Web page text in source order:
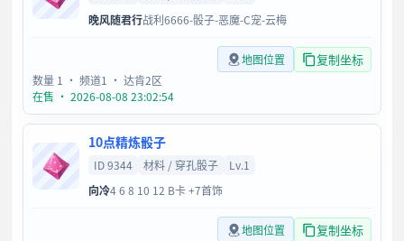
晚风随君行战利6666-骰子-恶魔-C宠-云梅
地图位置 复制坐标
数量 1 · 频道1 · 达肯2区
在售 · 2026-08-08 23:02:54
10点精炼骰子
ID 9344 材料 / 穿孔骰子
Lv.1
向冷4 6 8 10 12 B卡 +7首饰
地图位置 复制坐标